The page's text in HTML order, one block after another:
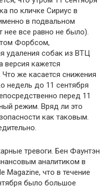
по кличке Сириус в
в подвальном
нее все равно не было).
Форбсом,
удаления собак из ВТЦ
версия кажется
же касается снижения
недель до 11 сентября
перед 11
режим. Вряд ли это
как таковым.
тревоги. Бен Фаунтэн
аналитиком в
Magazine, что в течение
было большое